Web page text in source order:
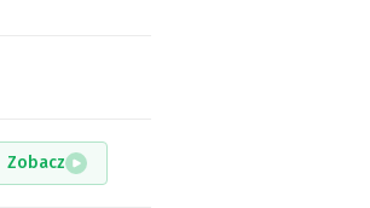
Zobacz